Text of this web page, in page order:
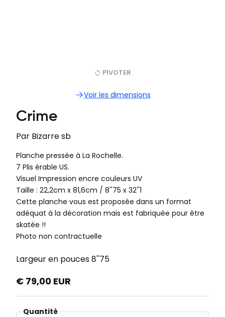
PIVOTER
Voir les dimensions
Crime
Par Bizarre sb
Planche pressée à La Rochelle.
7 Plis érable US.
Visuel Impression encre couleurs UV
Taille : 22,2cm x 81,6cm‍ / 8''75 x 32''1
Cette planche vous est proposée dans un format
adéquat à la décoration mais est fabriquée pour être
skatée !!
Photo non contractuelle
Largeur en pouces8''75
€ 79,00 EUR
Quantité